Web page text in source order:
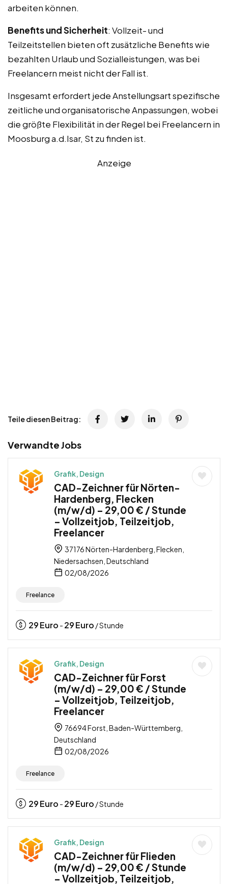
arbeiten können.
Benefits und Sicherheit: Vollzeit- und
Teilzeitstellen bieten oft zusätzliche Benefits wie
bezahlten Urlaub und Sozialleistungen, was bei
Freelancern meist nicht der Fall ist.
Insgesamt erfordert jede Anstellungsart spezifische
zeitliche und organisatorische Anpassungen, wobei
die größte Flexibilität in der Regel bei Freelancern in
Moosburg a.d.Isar, St zu finden ist.
Anzeige
Teile diesen Beitrag:
Verwandte Jobs
Grafik, Design
CAD-Zeichner für Nörten-
Hardenberg, Flecken
(m/w/d) – 29,00 € / Stunde
– Vollzeitjob, Teilzeitjob,
Freelancer
37176 Nörten-Hardenberg, Flecken,
Niedersachsen, Deutschland
02/08/2026
Freelance
29Euro - 29Euro / Stunde
Grafik, Design
CAD-Zeichner für Forst
(m/w/d) – 29,00 € / Stunde
– Vollzeitjob, Teilzeitjob,
Freelancer
76694 Forst, Baden-Württemberg,
Deutschland
02/08/2026
Freelance
29Euro - 29Euro / Stunde
Grafik, Design
CAD-Zeichner für Flieden
(m/w/d) – 29,00 € / Stunde
– Vollzeitjob, Teilzeitjob,